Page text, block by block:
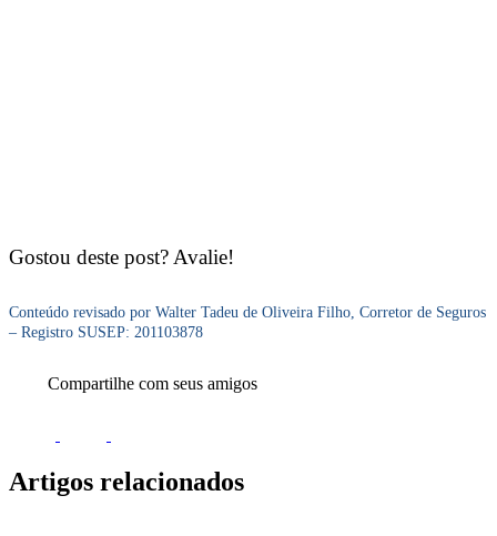
Gostou deste post? Avalie!
Conteúdo revisado por Walter Tadeu de Oliveira Filho, Corretor de Seguros
– Registro SUSEP: 201103878
Compartilhe com seus amigos
Artigos relacionados